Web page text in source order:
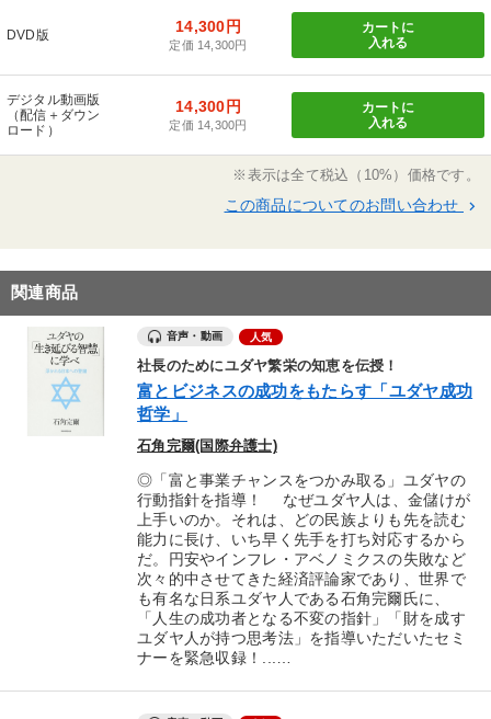
DVD版 14,300円
定価 14,300円
カートに
入れる
デジタル動画版
（配信＋ダウン
ロード）
14,300円
定価 14,300円
カートに
入れる
※表示は全て税込（10%）価格です。
この商品についてのお問い合わせ keyboard_arrow_right
関連商品
音声・動画 人気
社長のためにユダヤ繁栄の知恵を伝授！
富とビジネスの成功をもたらす「ユダヤ成功
哲学」
石角完爾(国際弁護士)
◎「富と事業チャンスをつかみ取る」ユダヤの
行動指針を指導！ なぜユダヤ人は、金儲けが
上手いのか。それは、どの民族よりも先を読む
能力に長け、いち早く先手を打ち対応するから
だ。円安やインフレ・アベノミクスの失敗など
次々的中させてきた経済評論家であり、世界で
も有名な日系ユダヤ人である石角完爾氏に、
「人生の成功者となる不変の指針」「財を成す
ユダヤ人が持つ思考法」を指導いただいたセミ
ナーを緊急収録！...…